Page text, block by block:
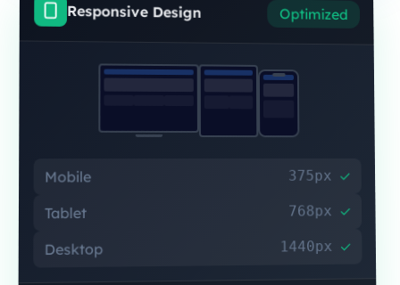
Responsive Design Optimized
Mobile 375px ✓
Tablet 768px ✓
Desktop 1440px ✓